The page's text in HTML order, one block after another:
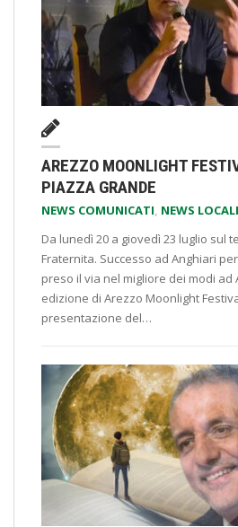
AREZZO MOONLIGHT
PIAZZA GRANDE
NEWS COMUNICATI, NEWS LOCALI
Da lunedì 20 a giovedì 23 luglio sul
Fraternita. Successo ad Anghiari
preso il via nel migliore dei modi ad
edizione di Arezzo Moonlight
presentazione del…